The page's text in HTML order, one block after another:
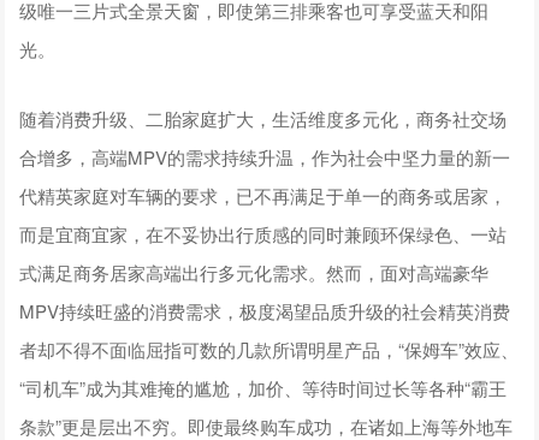
级唯一三片式全景天窗，即使第三排乘客也可享受蓝天和阳
光。
随着消费升级、二胎家庭扩大，生活维度多元化，商务社交场
合增多，高端MPV的需求持续升温，作为社会中坚力量的新一
代精英家庭对车辆的要求，已不再满足于单一的商务或居家，
而是宜商宜家，在不妥协出行质感的同时兼顾环保绿色、一站
式满足商务居家高端出行多元化需求。然而，面对高端豪华
MPV持续旺盛的消费需求，极度渴望品质升级的社会精英消费
者却不得不面临屈指可数的几款所谓明星产品，“保姆车”效应、
“司机车”成为其难掩的尴尬，加价、等待时间过长等各种“霸王
条款”更是层出不穷。即使最终购车成功，在诸如上海等外地车